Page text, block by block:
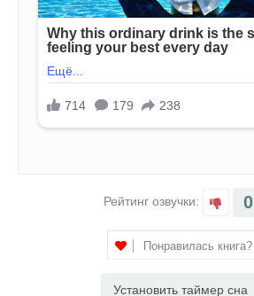
Рейтинг озвучки: 0
Понравилась книга?
Установить таймер сна